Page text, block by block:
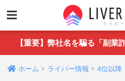
【重要】弊社名を騙る「副業
ホーム ライバー情報 4位以降